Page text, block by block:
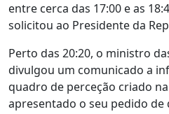
entre cerca das 17:00 e as
solicitou ao Presidente da
Perto das 20:20, o ministro
divulgou um comunicado a
quadro de perceção criado
apresentado o seu pedido